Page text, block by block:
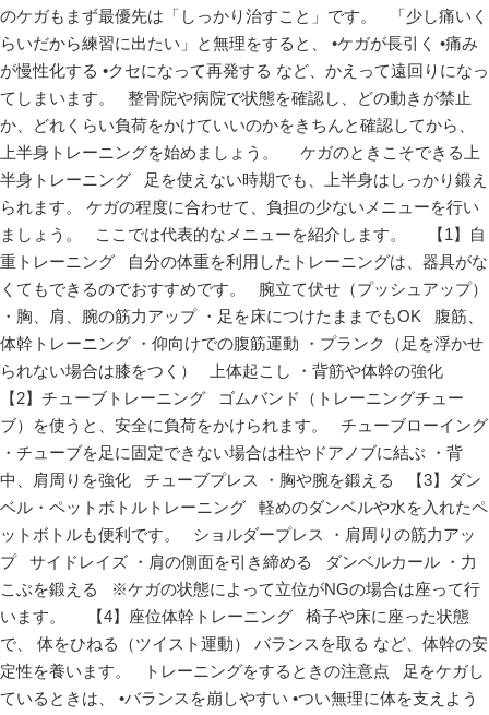
のケガもまず最優先は「しっかり治すこと」です。 「少し痛いく
らいだから練習に出たい」と無理をすると、 •ケガが長引く •痛み
が慢性化する •クセになって再発する など、かえって遠回りになっ
てしまいます。 整骨院や病院で状態を確認し、どの動きが禁止
か、どれくらい負荷をかけていいのかをきちんと確認してから、
上半身トレーニングを始めましょう。 ケガのときこそできる上
半身トレーニング 足を使えない時期でも、上半身はしっかり鍛え
られます。 ケガの程度に合わせて、負担の少ないメニューを行い
ましょう。 ここでは代表的なメニューを紹介します。 【1】自
重トレーニング 自分の体重を利用したトレーニングは、器具がな
くてもできるのでおすすめです。 腕立て伏せ（プッシュアップ）
・胸、肩、腕の筋力アップ ・足を床につけたままでもOK 腹筋、
体幹トレーニング ・仰向けでの腹筋運動 ・プランク（足を浮かせ
られない場合は膝をつく） 上体起こし ・背筋や体幹の強化
【2】チューブトレーニング ゴムバンド（トレーニングチュー
ブ）を使うと、安全に負荷をかけられます。 チューブローイング
・チューブを足に固定できない場合は柱やドアノブに結ぶ ・背
中、肩周りを強化 チューブプレス ・胸や腕を鍛える 【3】ダン
ベル・ペットボトルトレーニング 軽めのダンベルや水を入れたペ
ットボトルも便利です。 ショルダープレス ・肩周りの筋力アッ
プ サイドレイズ ・肩の側面を引き締める ダンベルカール ・力
こぶを鍛える ※ケガの状態によって立位がNGの場合は座って行
います。 【4】座位体幹トレーニング 椅子や床に座った状態
で、 体をひねる（ツイスト運動） バランスを取る など、体幹の安
定性を養います。 トレーニングをするときの注意点 足をケガし
ているときは、 •バランスを崩しやすい •つい無理に体を支えよう